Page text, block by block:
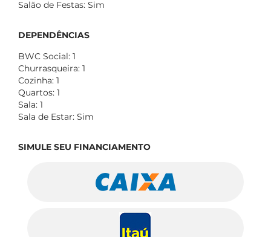
Salão de Festas: Sim
DEPENDÊNCIAS
BWC Social: 1
Churrasqueira: 1
Cozinha: 1
Quartos: 1
Sala: 1
Sala de Estar: Sim
SIMULE SEU FINANCIAMENTO